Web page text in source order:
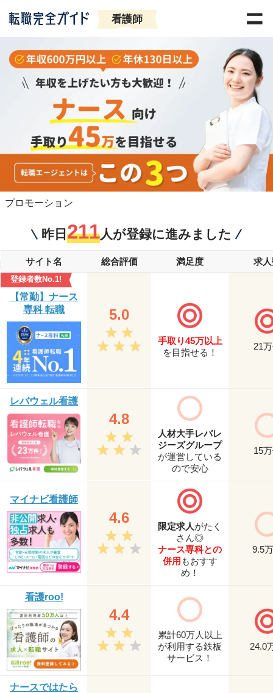
看護師
プロモーション
昨日 211人が登録に進みました
サイト名 総合評価 満足度 求
登録者数No.1!
【常勤】ナース
専科 転職
5.0
手取り45万以上
を目指せる！
21
レバウェル看護
4.8
人材大手レバレ
ジーズグループ
が運営している
ので安心
15
マイナビ看護師
4.6
限定求人がたく
さん◎
ナース専科との
併用 もおすす
め！
9.5
看護roo!
4.4
累計60万人以上
が利用する鉄板
サービス！
24.0
ナースではたら